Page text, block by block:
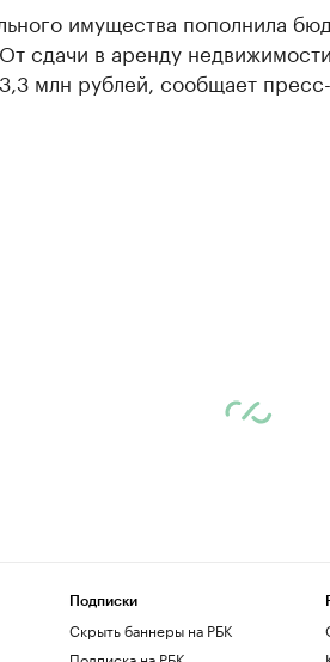
имущества пополнила
сдачи в аренду недвижимости
млн рублей, сообщает
Подписки
Скрыть баннеры на РБК